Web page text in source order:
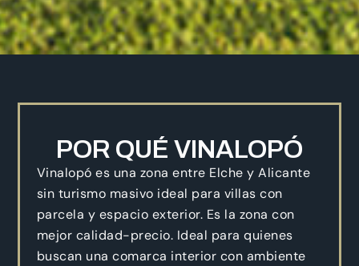
POR QUÉ VINALOPÓ
Vinalopó es una zona entre Elche y Alicante
sin turismo masivo ideal para villas con
parcela y espacio exterior. Es la zona con
mejor calidad-precio. Ideal para quienes
buscan una comarca interior con ambiente